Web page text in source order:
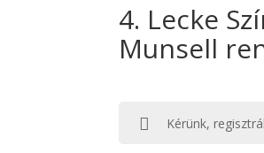
4. Lecke
Munsell
Kérünk,